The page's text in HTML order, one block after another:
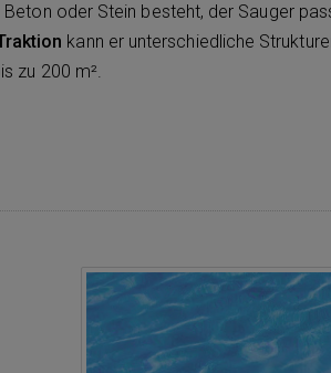
Beton oder Stein besteht, der Sauger
kann er unterschiedliche
zu 200 m².